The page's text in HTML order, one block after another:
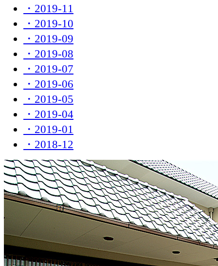
・2019-11
・2019-10
・2019-09
・2019-08
・2019-07
・2019-06
・2019-05
・2019-04
・2019-01
・2018-12